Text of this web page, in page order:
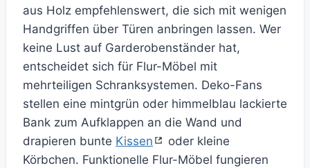
aus Holz empfehlenswert, die sich mit wenigen
Handgriffen über Türen anbringen lassen. Wer
keine Lust auf Garderobenständer hat,
entscheidet sich für Flur-Möbel mit
mehrteiligen Schranksystemen. Deko-Fans
stellen eine mintgrün oder himmelblau lackierte
Bank zum Aufklappen an die Wand und
drapieren bunte Kissen
oder kleine
Körbchen. Funktionelle Flur-Möbel fungieren